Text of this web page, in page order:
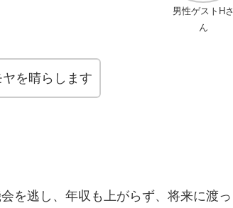
男性ゲストHさ
ん
を晴らします
を逃し、年収も上がらず、将来に渡っ